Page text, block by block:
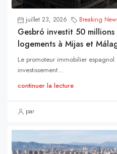
juillet 23, 2026 Breaking
Gesbró investit 50 millions
logements à Mijas et
Le promoteur immobilier
investissement...
continuer la lecture
par